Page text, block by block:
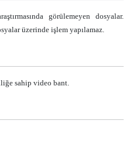
görülemeyen dosyalar.
üzerinde işlem yapılamaz.
sahip video bant.